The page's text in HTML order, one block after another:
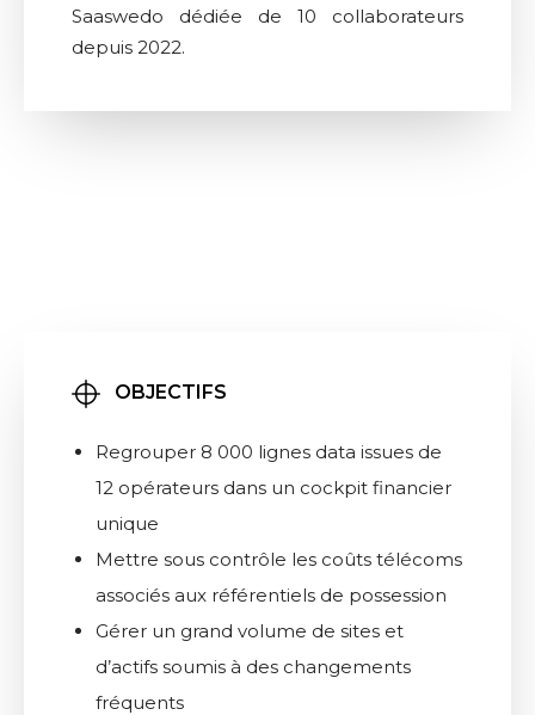
Saaswedo dédiée de 10 collaborateurs
depuis 2022.
OBJECTIFS
Regrouper 8 000 lignes data issues de
12 opérateurs dans un cockpit financier
unique
Mettre sous contrôle les coûts télécoms
associés aux référentiels de possession
Gérer un grand volume de sites et
d’actifs soumis à des changements
fréquents